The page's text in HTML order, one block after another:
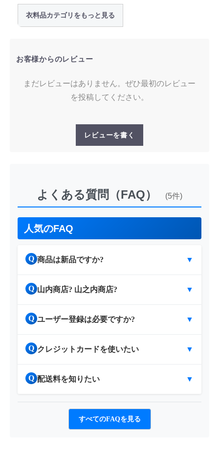
衣料品カテゴリをもっと見る
お客様からのレビュー
まだレビューはありません。ぜひ最初のレビュー
を投稿してください。
レビューを書く
よくある質問（FAQ） (5件)
人気のFAQ
Q 商品は新品ですか? ▼
Q 山内商店? 山之内商店? ▼
Q ユーザー登録は必要ですか? ▼
Q クレジットカードを使いたい ▼
Q 配送料を知りたい ▼
すべてのFAQを見る